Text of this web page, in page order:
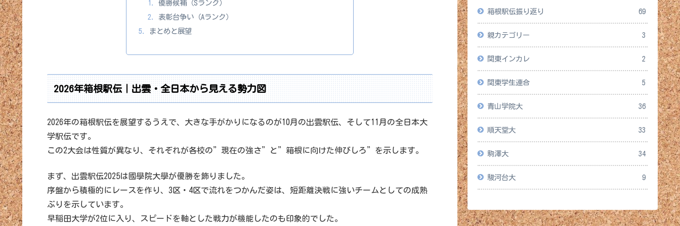
優勝候補（Sランク）
表彰台争い（Aランク）
まとめと展望
2026年箱根駅伝｜出雲・全日本から見える勢力図
2026年の箱根駅伝を展望するうえで、大きな手がかりになるのが10月の出雲駅伝、そして11月の全日本大
学駅伝です。
この2大会は性質が異なり、それぞれが各校の”現在の強さ”と”箱根に向けた伸びしろ”を示します。
まず、出雲駅伝2025は國學院大學が優勝を飾りました。
序盤から積極的にレースを作り、3区・4区で流れをつかんだ姿は、短距離決戦に強いチームとしての成熟
ぶりを示しています。
早稲田大学が2位に入り、スピードを軸とした戦力が機能したのも印象的でした。
箱根駅伝振り返り 69
親カテゴリー 3
関東インカレ 2
関東学生連合 5
青山学院大 36
順天堂大 33
駒澤大 34
駿河台大 9